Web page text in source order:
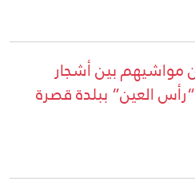
بين أشجار
العين” ببلدة قصرة